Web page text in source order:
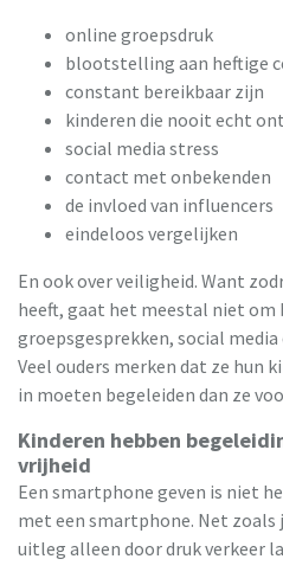
online groepsdruk
blootstelling aan heftige
constant bereikbaar zijn
kinderen die nooit echt
social media stress
contact met onbekenden
de invloed van influencers
eindeloos vergelijken
En ook over veiligheid. Want
heeft, gaat het meestal niet om
groepsgesprekken, social
Veel ouders merken dat ze hun
in moeten begeleiden dan ze
Kinderen hebben
vrijheid
Een smartphone geven is niet
met een smartphone. Net zoals
uitleg alleen door druk verkeer